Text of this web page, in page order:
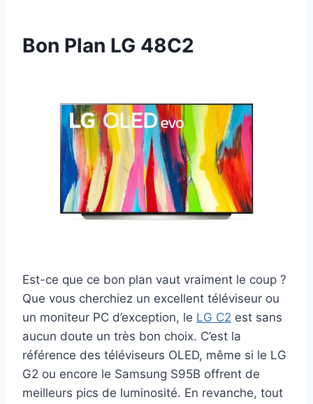
Bon Plan LG 48C2
Est-ce que ce bon plan vaut vraiment le coup ?
Que vous cherchiez un excellent téléviseur ou
un moniteur PC d’exception, le LG C2 est sans
aucun doute un très bon choix. C’est la
référence des téléviseurs OLED, même si le LG
G2 ou encore le Samsung S95B offrent de
meilleurs pics de luminosité. En revanche, tout